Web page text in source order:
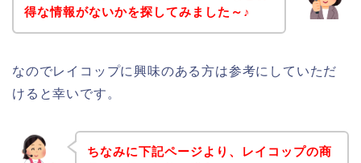
得な情報がないかを探してみました～♪
なのでレイコップに興味のある方は参考にしていただ
けると幸いです。
ちなみに下記ページより、レイコップの商